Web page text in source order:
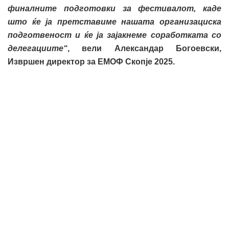
финалните подготовки за фестивалот, каде
што ќе ја претставиме нашата организациска
подготвеност и ќе ја зајакнеме соработката со
делегациите“, вели Александар Богоевски,
Извршен директор за ЕМОФ Скопје 2025.